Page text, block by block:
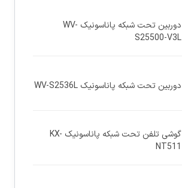
دوربین تحت شبکه پاناسونيک WV-
S25500-V3L
دوربین تحت شبکه پاناسونيک WV-S2536L
گوشی تلفن تحت شبکه پاناسونیک KX-
NT511